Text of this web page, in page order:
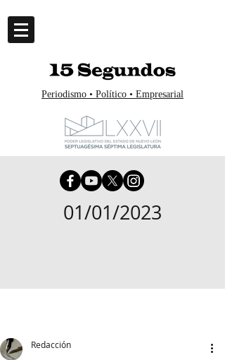
Periodismo • Político • Empresarial
01/01/2023
Redacción